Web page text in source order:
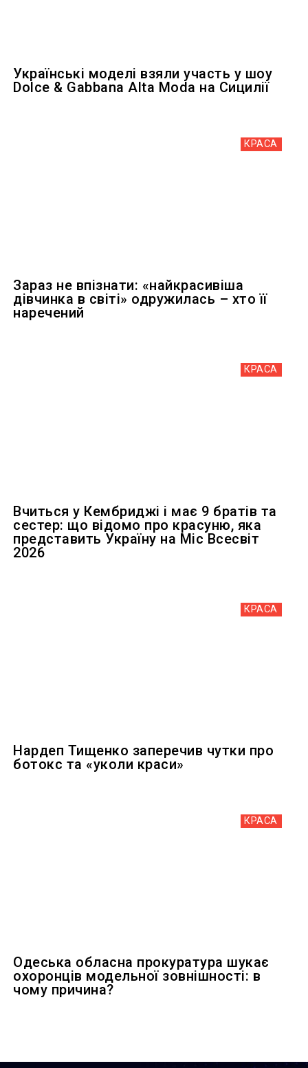
Українські моделі взяли участь у шоу
Dolce & Gabbana Alta Moda на Сицилії
КРАСА
Зараз не впізнати: «найкрасивіша
дівчинка в світі» одружилась – хто її
наречений
КРАСА
Вчиться у Кембриджі і має 9 братів та
сестер: що відомо про красуню, яка
представить Україну на Міс Всесвіт
2026
КРАСА
Нардеп Тищенко заперечив чутки про
ботокс та «уколи краси»
КРАСА
Одеська обласна прокуратура шукає
охоронців модельної зовнішності: в
чому причина?